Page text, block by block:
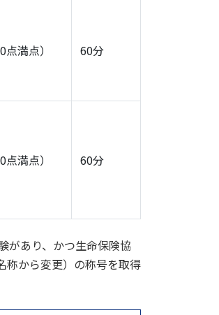
満点） 60分
満点） 60分
があり、かつ生命保険協
称から変更）の称号を取得